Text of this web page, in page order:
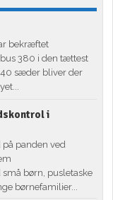
bekræftet
380 i den tættest
sæder bliver der
i
panden ved
børn, pusletaske
børnefamilier...